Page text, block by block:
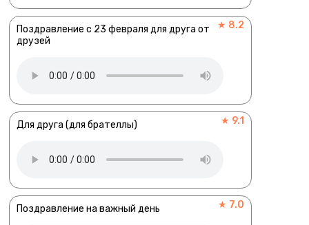
Поздравление с 23 февраля для друга от
друзей
★ 8.2
Для друга (для брателлы) ★ 9.1
Поздравление на важный день ★ 7.0